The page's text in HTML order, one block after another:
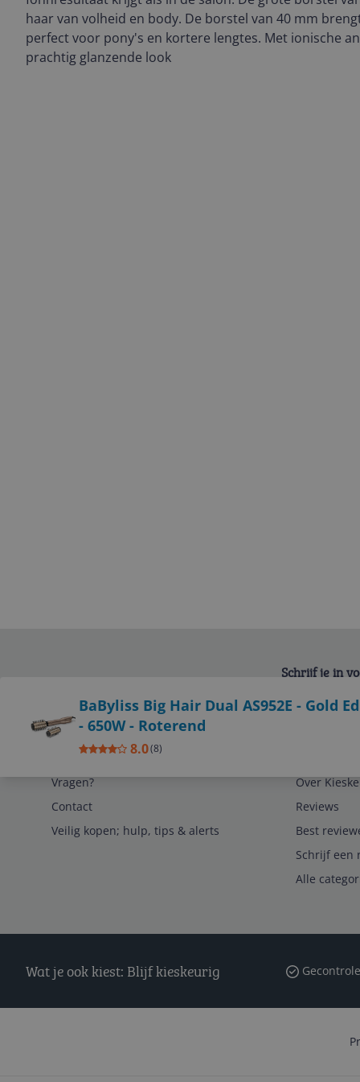
haar van volheid en body. De borstel van 40 mm
perfect voor pony's en kortere lengtes. Met ionische
prachtig glanzende look
BaByliss Big Hair Dual AS952E - Gold
- 650W - Roterend
8.0(8)
Schrijf je in
Service
Vragen?
Contact
Veilig kopen; hulp, tips & alerts
Over
Reviews
Best
Schrijf een
Alle
Wat je ook kiest: Blijf kieskeurig